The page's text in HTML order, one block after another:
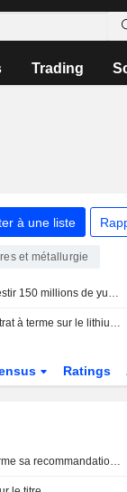
Trading
à une liste
et métallurgie
Une filiale de Tianqi Lithium va investir 150 millions de yuans dans Sunwoda Mobility
La Chine lancera un deuxième contrat à terme sur le lithium cette année pour accroître son pouvoir de fixation des prix, selon des sources
Ratings
TIANQI LITHIUM CORPORATION : Jefferies & Co. confirme sa recommandation neutre